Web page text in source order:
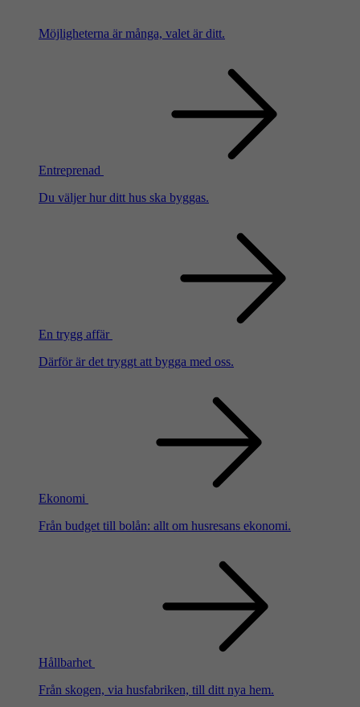
Möjligheterna är många, valet är ditt.
Entreprenad
Du väljer hur ditt hus ska byggas.
En trygg affär
Därför är det tryggt att bygga med oss.
Ekonomi
Från budget till bolån: allt om husresans ekonomi.
Hållbarhet
Från skogen, via husfabriken, till ditt nya hem.